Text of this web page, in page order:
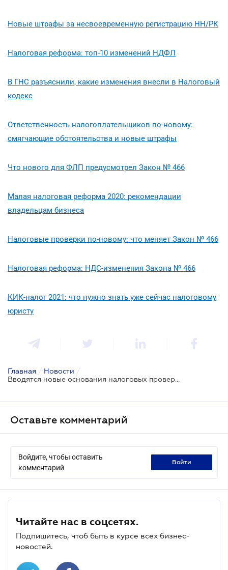
Новые штрафы за несвоевременную регистрацию НН/РК
Налоговая реформа: топ-10 изменений НДФЛ
В ГНС разъяснили, какие изменения внесли в Налоговый
кодекс
Ответственность налогоплательщиков по-новому:
смягчающие обстоятельства и новые штрафы
Что нового для ФЛП предусмотрел Закон № 466
Малая налоговая реформа 2020: рекомендации
владельцам бизнеса
Налоговые проверки по-новому: что меняет Закон № 466
Налоговая реформа: НДС-изменения Закона № 466
КИК-налог 2021: что нужно знать уже сейчас налоговому
юристу
Главная / Новости /
Вводятся новые основания налоговых проверок
Оставьте комментарий
Войдите, чтобы оставить
комментарий
войти
Читайте нас в соцсетях.
Подпишитесь, чтоб быть в курсе всех бизнес-
новостей.